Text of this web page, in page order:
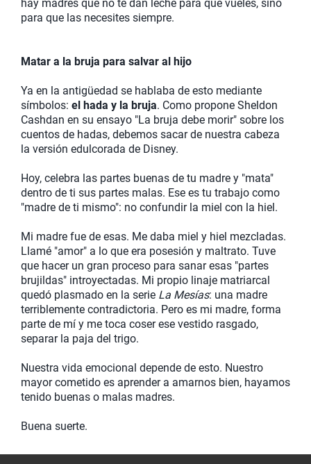
hay madres que no te dan leche para que vueles, sino
para que las necesites siempre.
Matar a la bruja para salvar al hijo
Ya en la antigüedad se hablaba de esto mediante
símbolos: el hada y la bruja. Como propone Sheldon
Cashdan en su ensayo "La bruja debe morir" sobre los
cuentos de hadas, debemos sacar de nuestra cabeza
la versión edulcorada de Disney.
Hoy, celebra las partes buenas de tu madre y "mata"
dentro de ti sus partes malas. Ese es tu trabajo como
"madre de ti mismo": no confundir la miel con la hiel.
Mi madre fue de esas. Me daba miel y hiel mezcladas.
Llamé "amor" a lo que era posesión y maltrato. Tuve
que hacer un gran proceso para sanar esas "partes
brujildas" introyectadas. Mi propio linaje matriarcal
quedó plasmado en la serie La Mesías: una madre
terriblemente contradictoria. Pero es mi madre, forma
parte de mí y me toca coser ese vestido rasgado,
separar la paja del trigo.
Nuestra vida emocional depende de esto. Nuestro
mayor cometido es aprender a amarnos bien, hayamos
tenido buenas o malas madres.
Buena suerte.